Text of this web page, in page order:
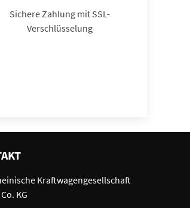
Sichere Zahlung mit SSL-
Verschlüsselung
Kraftwagengesellschaft
KG